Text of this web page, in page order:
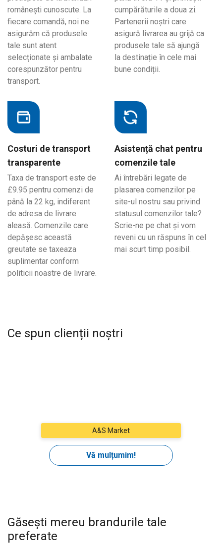
românești cunoscute. La
fiecare comandă, noi ne
asigurăm că produsele
tale sunt atent
selecționate și ambalate
corespunzător pentru
transport.
cumpărăturile a doua zi.
Partenerii noștri care
asigură livrarea au grijă ca
produsele tale să ajungă
la destinație în cele mai
bune condiții.
Costuri de transport
transparente
Taxa de transport este de
£9.95 pentru comenzi de
până la 22 kg, indiferent
de adresa de livrare
aleasă. Comenzile care
depășesc această
greutate se taxeaza
suplimentar conform
politicii noastre de livrare.
Asistență chat pentru
comenzile tale
Ai întrebări legate de
plasarea comenzilor pe
site-ul nostru sau privind
statusul comenzilor tale?
Scrie-ne pe chat și vom
reveni cu un răspuns în cel
mai scurt timp posibil.
Ce spun clienții noștri
Găsești mereu brandurile tale
preferate